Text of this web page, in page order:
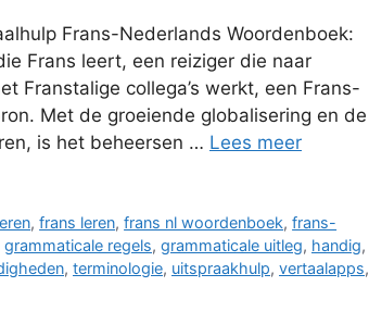
Frans-Nederlands Woordenboek:
Frans leert, een reiziger die naar
Franstalige collega’s werkt, een Frans-
Met de groeiende globalisering en de
is het beheersen … Lees meer
,frans leren,frans nl woordenboek,frans-
grammaticale regels, grammaticale uitleg, handig,
, terminologie, uitspraakhulp, vertaalapps,